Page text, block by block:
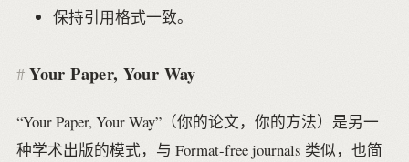
保持引用格式一致。
Your Paper, Your Way
“Your Paper, Your Way”（你的论文，你的方法）是另一
种学术出版的模式，与 Format-free journals 类似，也简